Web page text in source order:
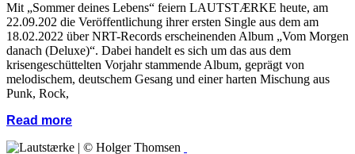
Mit „Sommer deines Lebens“ feiern LAUTSTÆRKE heute, am
22.09.202 die Veröffentlichung ihrer ersten Single aus dem am
18.02.2022 über NRT-Records erscheinenden Album „Vom Morgen
danach (Deluxe)“. Dabei handelt es sich um das aus dem
krisengeschüttelten Vorjahr stammende Album, geprägt von
melodischem, deutschem Gesang und einer harten Mischung aus
Punk, Rock,
Read more